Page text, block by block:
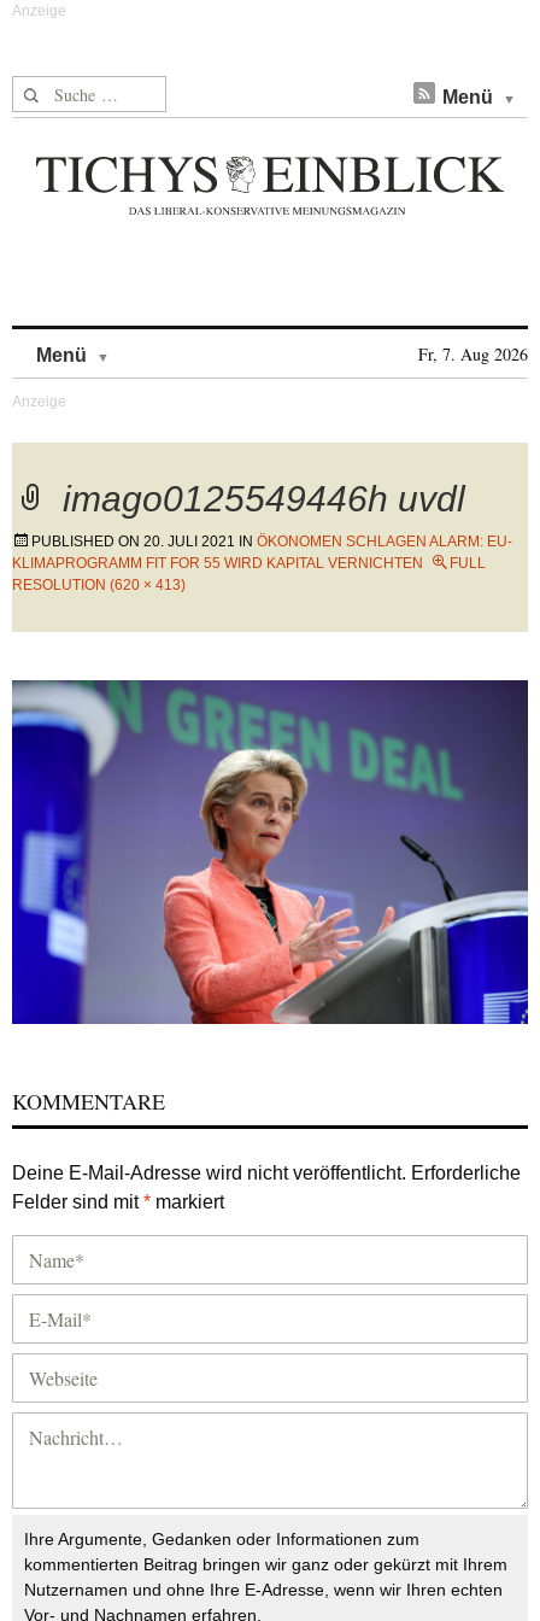
Suche nach: Menü
Menü Fr, 7. Aug 2026
imago0125549446h uvdl
PUBLISHED ON 20. JULI 2021 IN ÖKONOMEN SCHLAGEN ALARM: EU-
KLIMAPROGRAMM FIT FOR 55 WIRD KAPITAL VERNICHTEN
FULL
RESOLUTION (620 × 413)
KOMMENTARE
Deine E-Mail-Adresse wird nicht veröffentlicht. Erforderliche
Felder sind mit* markiert
Ihre Argumente, Gedanken oder Informationen zum
kommentierten Beitrag bringen wir ganz oder gekürzt mit Ihrem
Nutzernamen und ohne Ihre E-Adresse, wenn wir Ihren echten
Vor- und Nachnamen erfahren.